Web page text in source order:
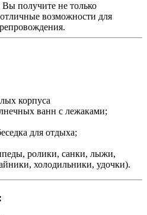
получите не только
возможности для
корпуса
ванн с лежаками;
для отдыха;
ролики, санки, лыжи,
холодильники, удочки).